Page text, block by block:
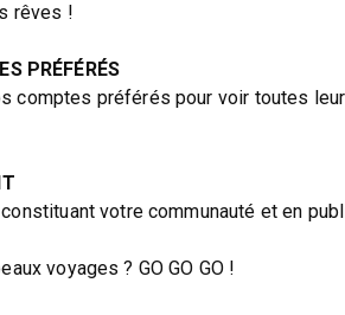
rêves !
PRÉFÉRÉS
comptes préférés pour voir toutes
votre communauté et en
voyages ? GO GO GO !